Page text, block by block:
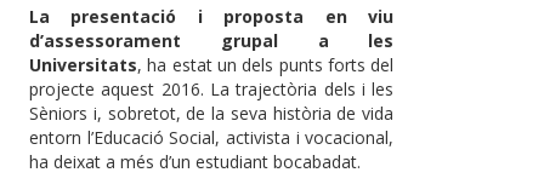
La presentació i proposta en viu
d’assessorament grupal a les
Universitats, ha estat un dels punts forts del
projecte aquest 2016. La trajectòria dels i les
Sèniors i, sobretot, de la seva història de vida
entorn l’Educació Social, activista i vocacional,
ha deixat a més d’un estudiant bocabadat.